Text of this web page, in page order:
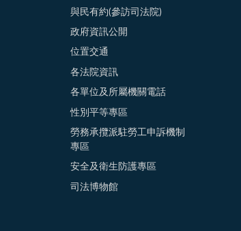
與民有約(參訪司法院)
政府資訊公開
位置交通
各法院資訊
各單位及所屬機關電話
性別平等專區
勞務承攬派駐勞工申訴機制
專區
安全及衛生防護專區
司法博物館